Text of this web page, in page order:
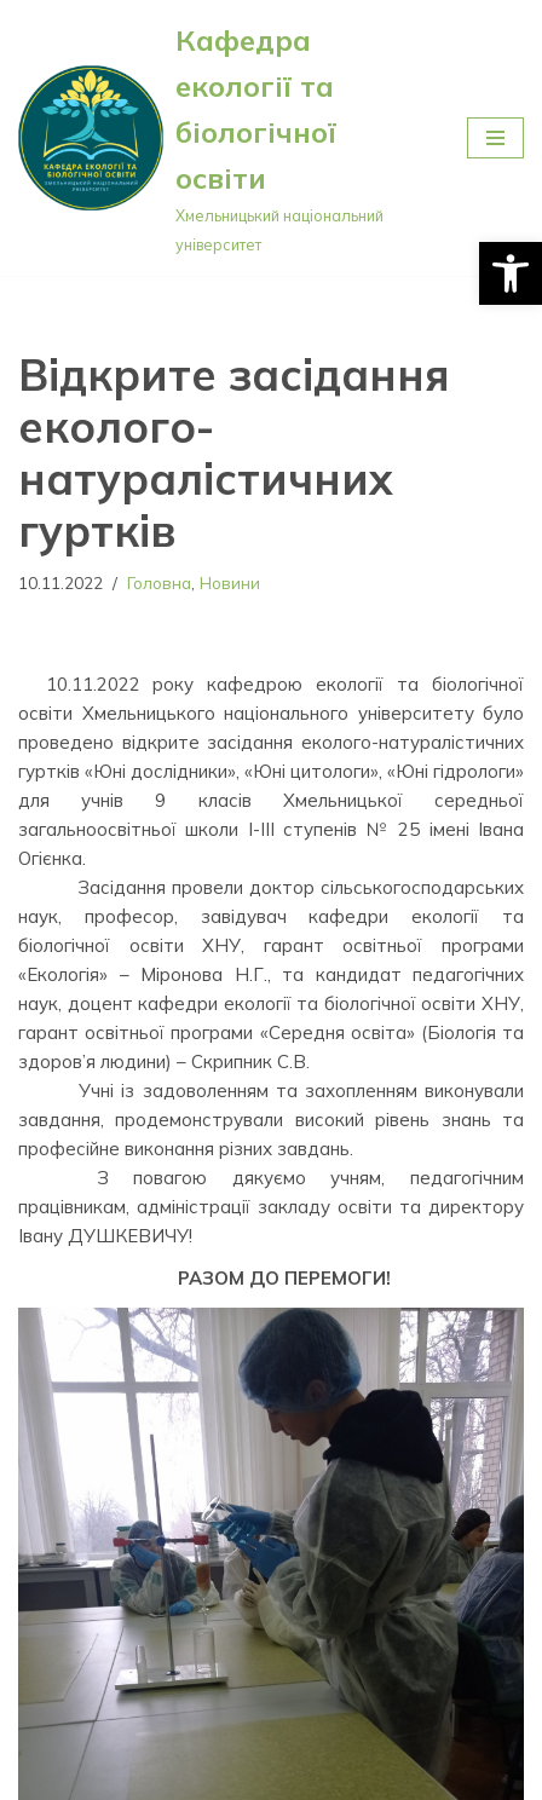
Перейти
до
вмісту
Кафедра
екології та
біологічної
освіти
Хмельницький національний
університет
Відкрите засідання
еколого-
натуралістичних
гуртків
10.11.2022 Головна Новини
10.11.2022 року кафедрою екології та біологічної
освіти Хмельницького національного університету було
проведено відкрите засідання еколого-натуралістичних
гуртків «Юні дослідники», «Юні цитологи», «Юні гідрологи»
для учнів 9 класів Хмельницької середньої
загальноосвітньої школи І-ІІІ ступенів № 25 імені Івана
Огієнка.
⠀⠀⠀ ⠀Засідання провели доктор сільськогосподарських
наук, професор, завідувач кафедри екології та
біологічної освіти ХНУ, гарант освітньої програми
«Екологія» – Міронова Н.Г., та кандидат педагогічних
наук, доцент кафедри екології та біологічної освіти ХНУ,
гарант освітньої програми «Середня освіта» (Біологія та
здоров’я людини) – Скрипник С.В.
⠀⠀⠀ ⠀Учні із задоволенням та захопленням виконували
завдання, продемонстрували високий рівень знань та
професійне виконання різних завдань.
⠀⠀⠀ ⠀З повагою дякуємо учням, педагогічним
працівникам, адміністрації закладу освіти та директору
Івану ДУШКЕВИЧУ!
РАЗОМ ДО ПЕРЕМОГИ!